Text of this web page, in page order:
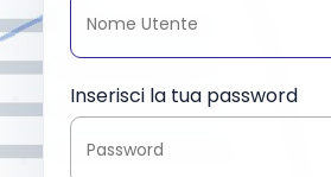
Inserisci la tua password